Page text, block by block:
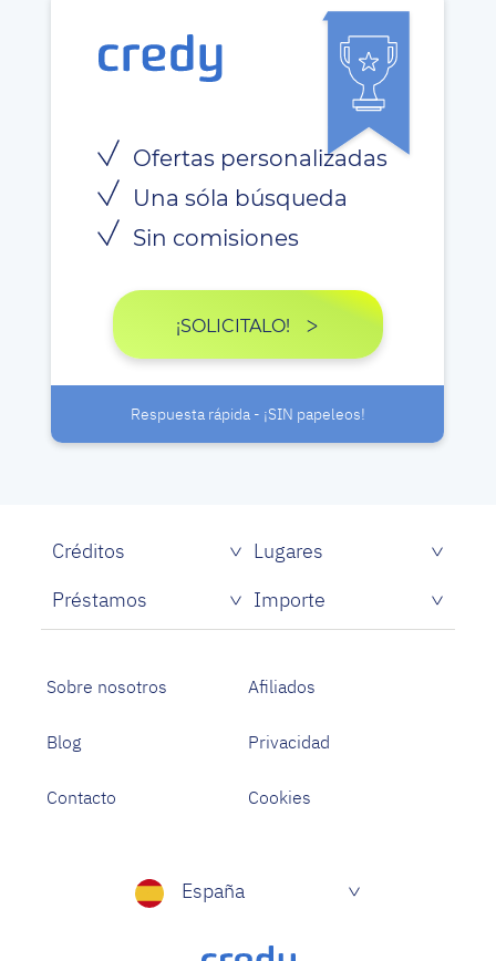
Ofertas personalizadas
Una sóla búsqueda
Sin comisiones
¡SOLICITALO!
Respuesta rápida - ¡SIN papeleos!
Créditos
Lugares
Préstamos
Importe
Sobre nosotros Afiliados
Blog Privacidad
Contacto Cookies
España